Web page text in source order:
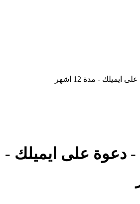
Gemini Pro - دعوة على ايميلك -